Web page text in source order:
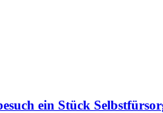
ein Stück